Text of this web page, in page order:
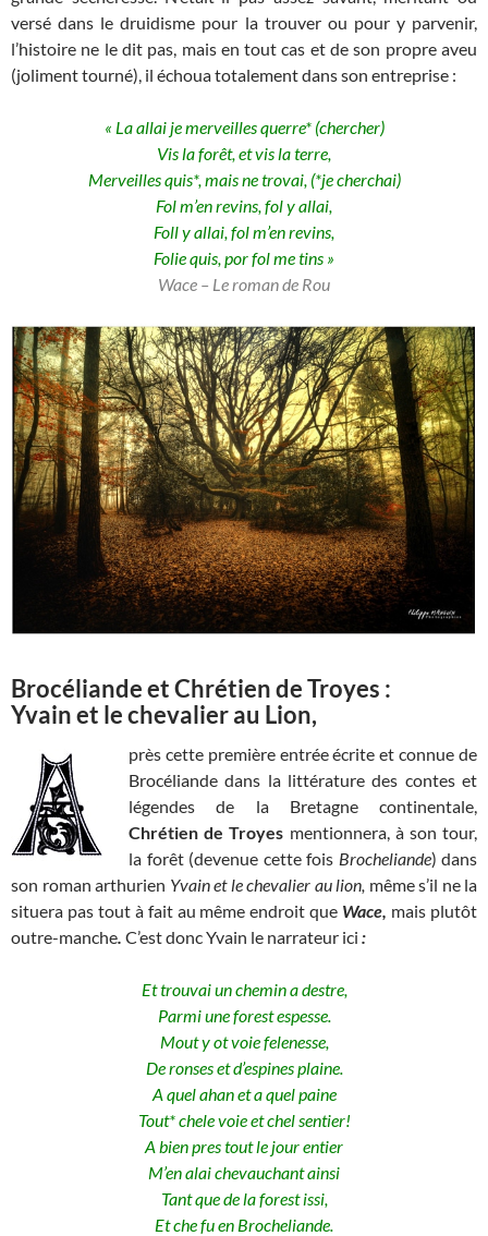
versé dans le druidisme pour la trouver ou pour y parvenir,
l’histoire ne le dit pas, mais en tout cas et de son propre aveu
(joliment tourné), il échoua totalement dans son entreprise :
« La allai je merveilles querre* (chercher)
Vis la forêt, et vis la terre,
Merveilles quis*, mais ne trovai, (*je cherchai)
Fol m’en revins, fol y allai,
Foll y allai, fol m’en revins,
Folie quis, por fol me tins »
Wace – Le roman de Rou
Brocéliande et Chrétien de Troyes :
Yvain et le chevalier au Lion,
près cette première entrée écrite et connue de
Brocéliande dans la littérature des contes et
légendes de la Bretagne continentale,
Chrétien de Troyes mentionnera, à son tour,
la forêt (devenue cette fois Brocheliande) dans
son roman arthurien Yvain et le chevalier au lion, même s’il ne la
situera pas tout à fait au même endroit que Wace, mais plutôt
outre-manche. C’est donc Yvain le narrateur ici :
Et trouvai un chemin a destre,
Parmi une forest espesse.
Mout y ot voie felenesse,
De ronses et d’espines plaine.
A quel ahan et a quel paine
Tout* chele voie et chel sentier!
A bien pres tout le jour entier
M’en alai chevauchant ainsi
Tant que de la forest issi,
Et che fu en Brocheliande.